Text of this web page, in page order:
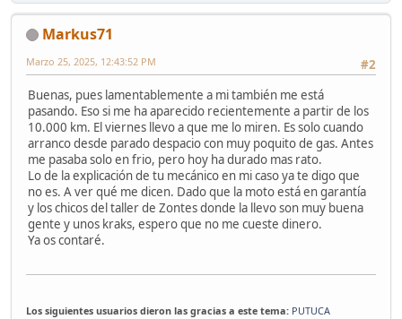
Markus71
#2
Marzo 25, 2025, 12:43:52 PM
Buenas, pues lamentablemente a mi también me está
pasando. Eso si me ha aparecido recientemente a partir de los
10.000 km. El viernes llevo a que me lo miren. Es solo cuando
arranco desde parado despacio con muy poquito de gas. Antes
me pasaba solo en frio, pero hoy ha durado mas rato.
Lo de la explicación de tu mecánico en mi caso ya te digo que
no es. A ver qué me dicen. Dado que la moto está en garantía
y los chicos del taller de Zontes donde la llevo son muy buena
gente y unos kraks, espero que no me cueste dinero.
Ya os contaré.
Los siguientes usuarios dieron las gracias a este tema: PUTUCA